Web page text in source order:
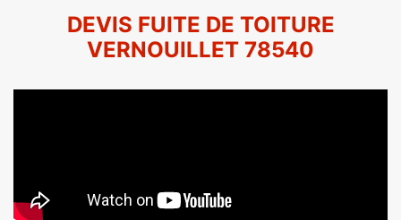
DEVIS FUITE DE TOITURE
VERNOUILLET 78540